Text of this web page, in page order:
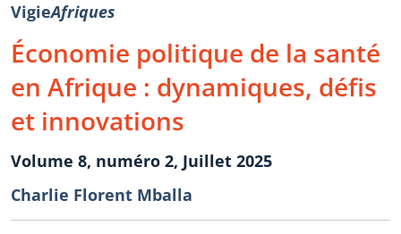
VigieAfriques
Économie politique de la santé
en Afrique : dynamiques, défis
et innovations
Volume 8, numéro 2, Juillet 2025
Charlie Florent Mballa